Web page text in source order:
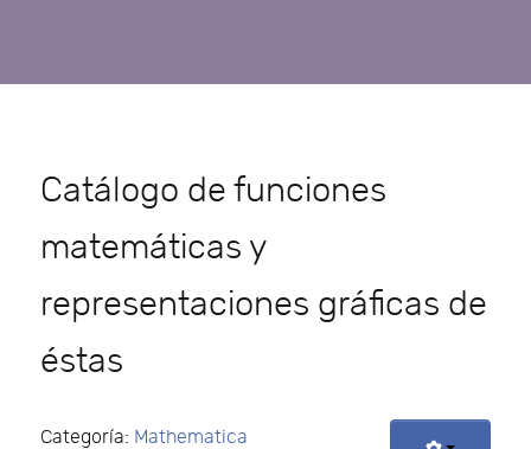
Catálogo de funciones
matemáticas y
representaciones gráficas de
éstas
Categoría: Mathematica